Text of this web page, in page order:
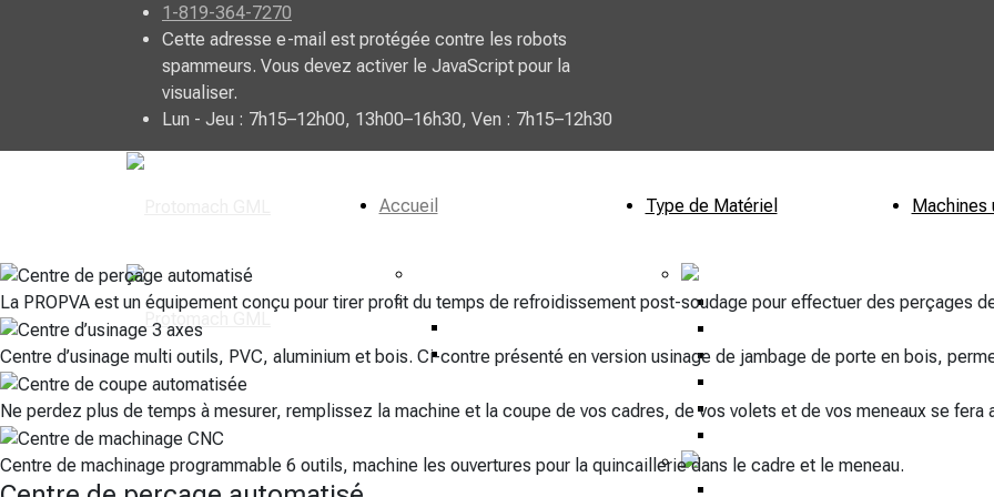
1-819-364-7270
Cette adresse e-mail est protégée contre les robots
spammeurs. Vous devez activer le JavaScript pour la
visualiser.
Lun - Jeu : 7h15–12h00, 13h00–16h30, Ven : 7h15–12h30
Accueil
Recrutement
indeed
Type de Matériel
Couper PVC
Souder PVC
Optimisation PVC
Aluminium
Machines
La PROPVA est un équipement conçu pour tirer profit du temps de refroidissement post-soudage pour effectuer des perçages
Centre d’usinage multi outils, PVC, aluminium et bois. Ci-contre présenté en version usinage de jambage de porte en bois,
Ne perdez plus de temps à mesurer, remplissez la machine et la coupe de vos cadres, de vos volets et de vos meneaux se fera
Centre de machinage programmable 6 outils, machine les ouvertures pour la quincaillerie dans le cadre et le meneau.